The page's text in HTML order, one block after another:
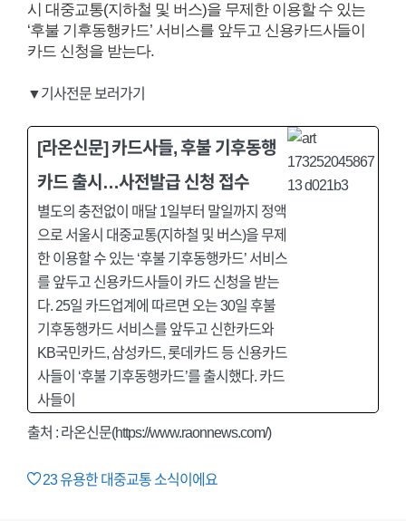
시 대중교통(지하철 및 버스)을 무제한 이용할 수 있는
‘후불 기후동행카드’ 서비스를 앞두고 신용카드사들이
카드 신청을 받는다.
▼기사전문 보러가기
[라온신문] 카드사들, 후불 기후동행
카드 출시…사전발급 신청 접수
별도의 충전없이 매달 1일부터 말일까지 정액
으로 서울시 대중교통(지하철 및 버스)을 무제
한 이용할 수 있는 ‘후불 기후동행카드’ 서비스
를 앞두고 신용카드사들이 카드 신청을 받는
다. 25일 카드업계에 따르면 오는 30일 후불
기후동행카드 서비스를 앞두고 신한카드와
KB국민카드, 삼성카드, 롯데카드 등 신용카드
사들이 ‘후불 기후동행카드’를 출시했다. 카드
사들이
출처 : 라온신문(https://www.raonnews.com/)
23유용한 대중교통 소식이에요